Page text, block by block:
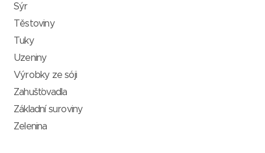
Sýr
Těstoviny
Tuky
Uzeniny
Výrobky ze sóji
Zahušťovadla
Základní suroviny
Zelenina